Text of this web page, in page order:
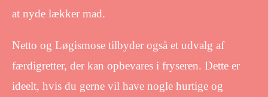
at nyde lækker mad.
Netto og Løgismose tilbyder også et udvalg af
færdigretter, der kan opbevares i fryseren. Dette er
ideelt, hvis du gerne vil have nogle hurtige og